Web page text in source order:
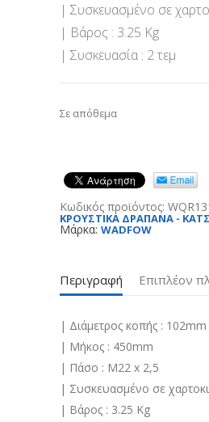
| Συσκευασμένο σε
| Βάρος : 3.25 Kg
| Συσκευασία : 2 τεμ
Σε απόθεμα
Κωδικός προϊόντος:
ΚΡΟΥΣΤΙΚΑ ΔΡΑΠΑΝΑ -
Μάρκα: WADFOW
Περιγραφή Επιπλέον
| Διάμετρος κοπής : 102mm
| Μήκος : 450mm
| Πάσο : M22 x 2,5
| Συσκευασμένο σε
| Βάρος : 3.25 Kg